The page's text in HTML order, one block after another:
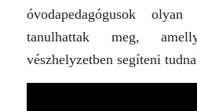
óvodapedagógusok olyan
tanulhattak meg,
vészhelyzetben segíteni